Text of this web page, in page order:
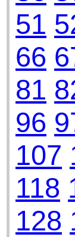
51
66
81
96
107
118
128